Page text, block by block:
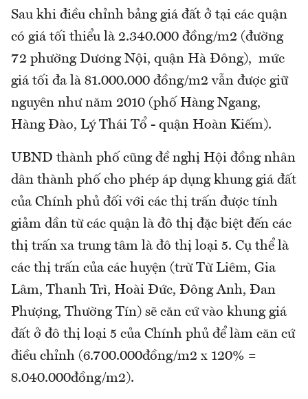
Sau khi điều chỉnh bảng giá đất ở tại các quận
có giá tối thiểu là 2.340.000 đồng/m2 (đường
72 phường Dương Nội, quận Hà Đông), mức
giá tối đa là 81.000.000 đồng/m2 vẫn được giữ
nguyên như năm 2010 (phố Hàng Ngang,
Hàng Đào, Lý Thái Tổ - quận Hoàn Kiếm).
UBND thành phố cũng đề nghị Hội đồng nhân
dân thành phố cho phép áp dụng khung giá đất
của Chính phủ đối với các thị trấn được tính
giảm dần từ các quận là đô thị đặc biệt đến các
thị trấn xa trung tâm là đô thị loại 5. Cụ thể là
các thị trấn của các huyện (trừ Từ Liêm, Gia
Lâm, Thanh Trì, Hoài Đức, Đông Anh, Đan
Phượng, Thường Tín) sẽ căn cứ vào khung giá
đất ở đô thị loại 5 của Chính phủ để làm căn cứ
điều chỉnh (6.700.000đồng/m2 x 120% =
8.040.000đồng/m2).